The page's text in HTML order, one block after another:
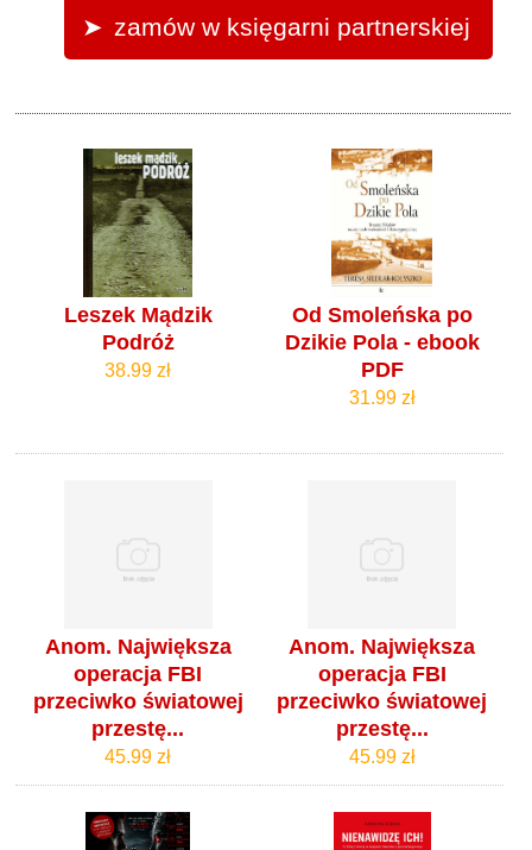
zamów w księgarni partnerskiej
Leszek Mądzik
Podróż
38.99 zł
Od Smoleńska po
Dzikie Pola - ebook
PDF
31.99 zł
Anom. Największa
operacja FBI
przeciwko światowej
przestę...
45.99 zł
Anom. Największa
operacja FBI
przeciwko światowej
przestę...
45.99 zł